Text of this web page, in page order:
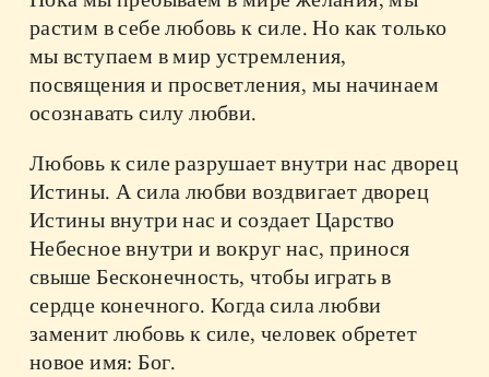
растим в себе любовь к силе. Но как только
мы вступаем в мир устремления,
посвящения и просветления, мы начинаем
осознавать силу любви.
Любовь к силе разрушает внутри нас дворец
Истины. А сила любви воздвигает дворец
Истины внутри нас и создает Царство
Небесное внутри и вокруг нас, принося
свыше Бесконечность, чтобы играть в
сердце конечного. Когда сила любви
заменит любовь к силе, человек обретет
новое имя: Бог.